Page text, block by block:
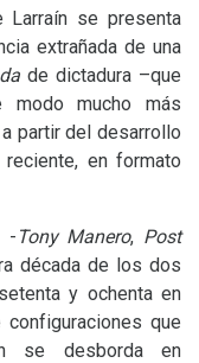
se presenta
extrañada de una
de dictadura –que
modo mucho más
partir del desarrollo
en formato
- Tony Manero, Post
década de los dos
y ochenta en
que
se desborda en